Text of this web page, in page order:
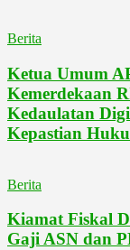
Berita
Ketua Umum
Kemerdekaan
Kedaulatan
Kepastian
Berita
Kiamat Fiskal
Gaji ASN dan